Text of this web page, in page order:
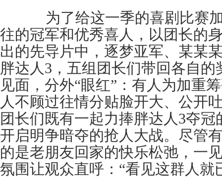
为了给这一季的喜剧比赛加
往的冠军和优秀喜人，以团长的
出的先导片中，逐梦亚军、某某
胖达人3，五组团长们带回各自
见面，分外“眼红”：有人为加重
人不顾过往情分贴脸开大、公开
团长们既有一起力捧胖达人3夺
开启明争暗夺的抢人大战。尽管
的是老朋友回家的快乐松弛，一
氛围让观众直呼：“看见这群人就